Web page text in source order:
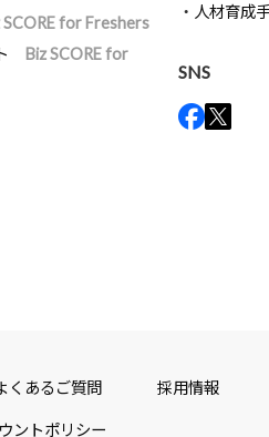
SCORE for Freshers
Biz SCORE for
人材育成
SNS
くあるご質問 採用情報
ントポリシー